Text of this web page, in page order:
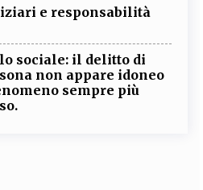
e responsabilità
sociale: il delitto di
non appare idoneo
sempre più